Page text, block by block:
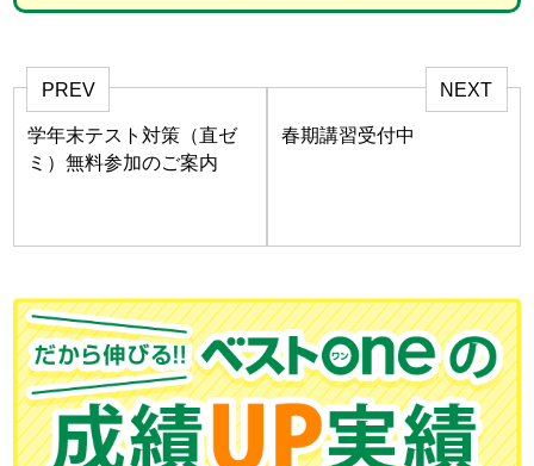
PREV
学年末テスト対策（直ゼ
ミ）無料参加のご案内
NEXT
春期講習受付中